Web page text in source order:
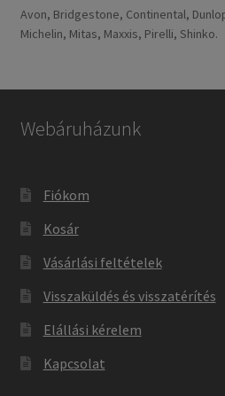
Avon, Bridgestone, Continental,
Michelin, Mitas, Maxxis, Pirelli, Shinko.
Webáruházunk
Fiókom
Kosár
Vásárlási feltételek
Visszaküldés és visszatérítés
Elállási kérelem
Kapcsolat